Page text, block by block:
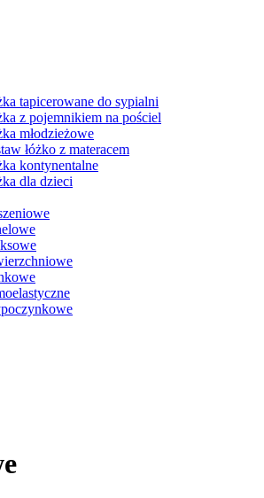
tapicerowane do sypialni
z pojemnikiem na pościel
młodzieżowe
łóżko z materacem
kontynentalne
dla dzieci